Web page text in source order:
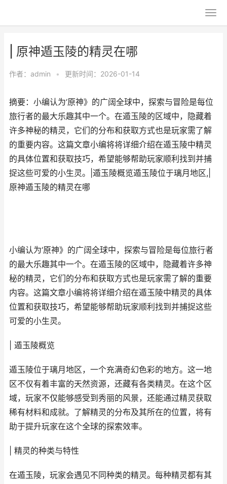
| 原神遁玉陵的精灵在哪
作者： admin • 更新时间：2026-01-14
摘要：小编认为‘原神》的广阔全球中，探索与冒险是每位
旅行者的最大乐趣其中一个。在遁玉陵的区域中，隐藏着
许多神秘的精灵，它们的分布和获取方式也是玩家需了解
的重要内容。这篇文章小编将将详细介绍在遁玉陵中精灵
的具体位置和获取技巧，希望能够帮助玩家顺利找到并捕
捉这些可爱的小生灵。|遁玉陵概览遁玉陵位于璃月地区,|
原神遁玉陵的精灵在哪
小编认为‘原神》的广阔全球中，探索与冒险是每位旅行者
的最大乐趣其中一个。在遁玉陵的区域中，隐藏着许多神
秘的精灵，它们的分布和获取方式也是玩家需了解的重要
内容。这篇文章小编将将详细介绍在遁玉陵中精灵的具体
位置和获取技巧，希望能够帮助玩家顺利找到并捕捉这些
可爱的小生灵。
| 遁玉陵概览
遁玉陵位于璃月地区，一个充满奇幻色彩的地方。这一地
区不仅有着丰富的天然资源，还藏有各类精灵。在这个区
域，玩家不仅能够感受到秀丽的风景，还能通过精灵获取
稀有材料和成就。了解精灵的分布及其所在的位置，将有
助于提升玩家在这个全球的探索效率。
| 精灵的种类与特性
在遁玉陵，玩家会遇见不同种类的精灵。每种精灵都有其